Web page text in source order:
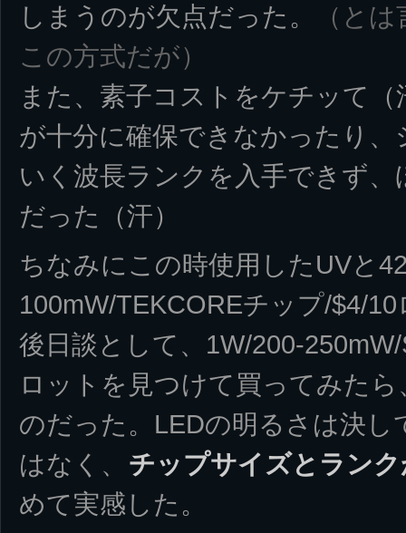
しまうのが欠点だった。
（と
この方式だが）
また、素子コストをケチッて
が十分に確保できなかったり
いく波長ランクを入手できず
だった（汗）
ちなみにこの時使用したUVと
100mW/TEKCOREチップ/$4/
後日談として、1W/200-
ロットを見つけて買ってみた
のだった。LEDの明るさは決
はなく、 チップサイズとラン
めて実感した。